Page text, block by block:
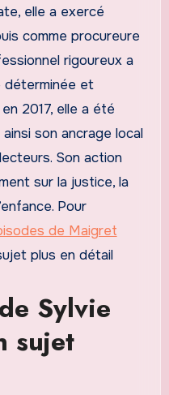
elle a exercé
comme procureure
rigoureux a
déterminée et
2017, elle a été
son ancrage local
Son action
sur la justice, la
Pour
de Maigret
plus en détail
Sylvie
sujet